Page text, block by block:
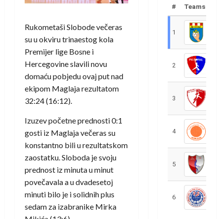
Rukometaši Slobode večeras
su u okviru trinaestog kola
Premijer lige Bosne i
Hercegovine slavili novu
domaću pobjedu ovaj put nad
ekipom Maglaja rezultatom
32:24 (16:12).
Izuzev početne prednosti 0:1
gosti iz Maglaja večeras su
konstantno bili u rezultatskom
zaostatku. Sloboda je svoju
prednost iz minuta u minut
povečavala a u dvadesetoj
minuti bilo je i solidnih plus
sedam za izabranike Mirka
# Teams
1
2
3
4
5
6